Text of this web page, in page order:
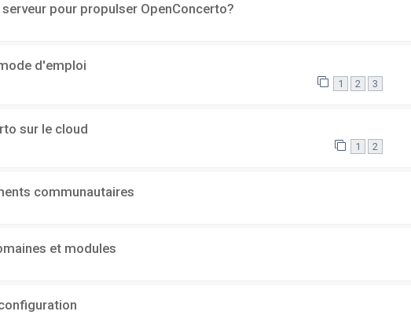
pour propulser OpenConcerto?
d'emploi
1 2 3
sur le cloud
1 2
communautaires
et modules